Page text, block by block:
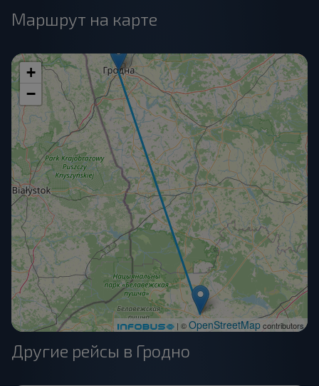
Маршрут на карте
+
−
| ©OpenStreetMapcontributors
Другие рейсы в Гродно